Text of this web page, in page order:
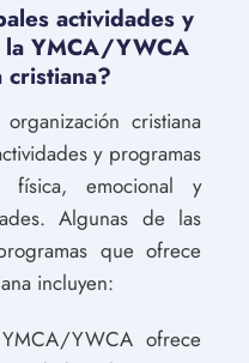
actividades y
la YMCA/YWCA
cristiana
y programas
emocional y
Algunas de las
que ofrece
incluyen:
YWCA ofrece